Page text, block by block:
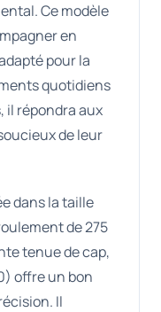
Ce modèle
en
pour la
quotidiens
il répondra aux
de leur
dans la taille
de 275
tenue de cap,
offre un bon
Il